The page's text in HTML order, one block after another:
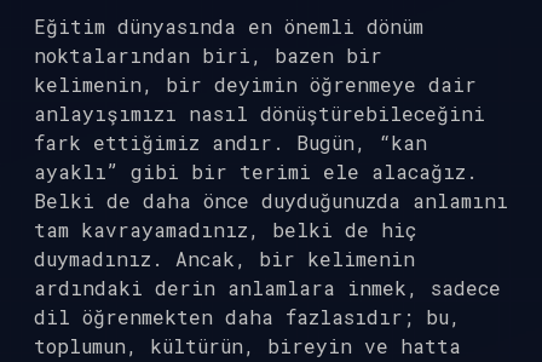
Eğitim dünyasında en önemli dönüm
noktalarından biri, bazen bir
kelimenin, bir deyimin öğrenmeye dair
anlayışımızı nasıl dönüştürebileceğini
fark ettiğimiz andır. Bugün, “kan
ayaklı” gibi bir terimi ele alacağız.
Belki de daha önce duyduğunuzda anlamını
tam kavrayamadınız, belki de hiç
duymadınız. Ancak, bir kelimenin
ardındaki derin anlamlara inmek, sadece
dil öğrenmekten daha fazlasıdır; bu,
toplumun, kültürün, bireyin ve hatta